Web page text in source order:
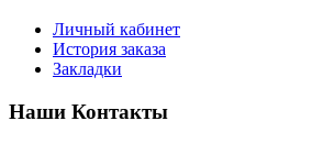
Личный кабинет
История заказа
Закладки
Наши Контакты